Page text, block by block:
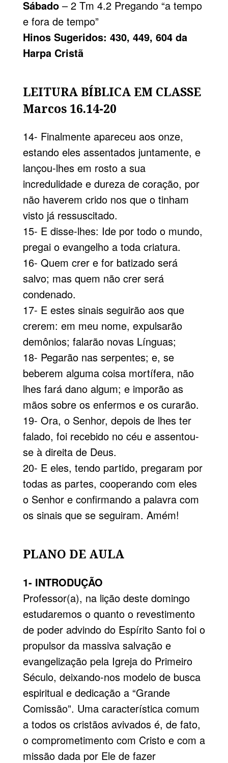
Sábado – 2 Tm 4.2 Pregando “a tempo
e fora de tempo”
Hinos Sugeridos: 430, 449, 604 da
Harpa Cristã
LEITURA BÍBLICA EM CLASSE
Marcos 16.14-20
14- Finalmente apareceu aos onze,
estando eles assentados juntamente, e
lançou-lhes em rosto a sua
incredulidade e dureza de coração, por
não haverem crido nos que o tinham
visto já ressuscitado.
15- E disse-lhes: Ide por todo o mundo,
pregai o evangelho a toda criatura.
16- Quem crer e for batizado será
salvo; mas quem não crer será
condenado.
17- E estes sinais seguirão aos que
crerem: em meu nome, expulsarão
demônios; falarão novas Línguas;
18- Pegarão nas serpentes; e, se
beberem alguma coisa mortífera, não
lhes fará dano algum; e imporão as
mãos sobre os enfermos e os curarão.
19- Ora, o Senhor, depois de lhes ter
falado, foi recebido no céu e assentou-
se à direita de Deus.
20- E eles, tendo partido, pregaram por
todas as partes, cooperando com eles
o Senhor e confirmando a palavra com
os sinais que se seguiram. Amém!
PLANO DE AULA
1- INTRODUÇÃO
Professor(a), na lição deste domingo
estudaremos o quanto o revestimento
de poder advindo do Espírito Santo foi o
propulsor da massiva salvação e
evangelização pela Igreja do Primeiro
Século, deixando-nos mo­delo de busca
espiritual e dedicação a “Grande
Comissão”. Uma característica comum
a todos os cristãos avivados é, de fato,
o comprometimento com Cristo e com a
missão dada por Ele de fazer